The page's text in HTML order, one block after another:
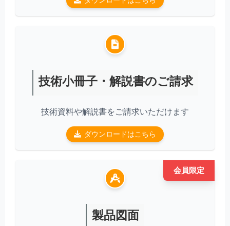
技術小冊子・解説書のご請求
技術資料や解説書をご請求いただけます
ダウンロードはこちら
会員限定
製品図面